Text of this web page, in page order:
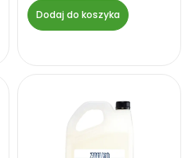
Dodaj do koszyka